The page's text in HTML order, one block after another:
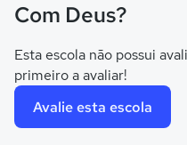
Com Deus?
Esta escola não possui
primeiro a avaliar!
Avalie esta escola